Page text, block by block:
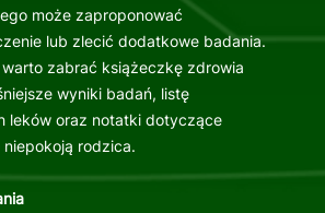
może zaproponować
lub zlecić dodatkowe badania.
zabrać książeczkę zdrowia
wyniki badań, listę
leków oraz notatki dotyczące
rodzica.